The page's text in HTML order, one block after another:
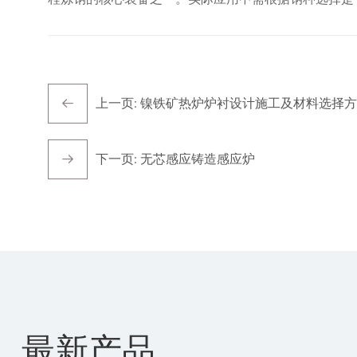
上一页: 镍铁矿热炉炉衬设计施工及材料选择
下一页: 无芯感应铸造感应炉